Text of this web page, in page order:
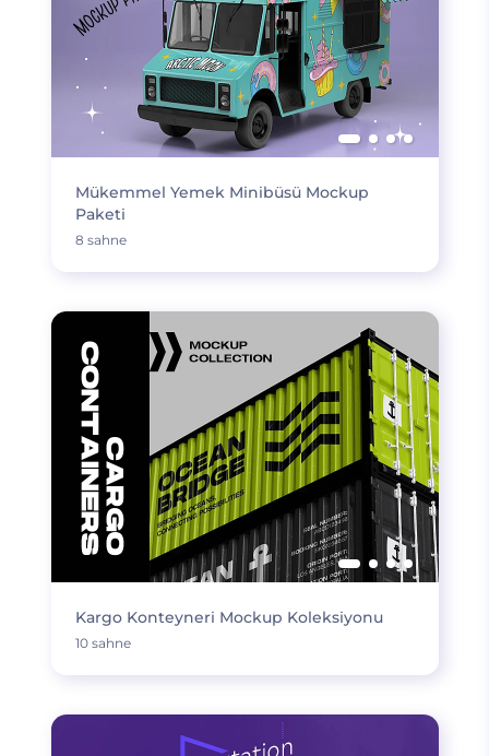
Mükemmel Yemek Minibüsü Mockup
Paketi
8 sahne
Kargo Konteyneri Mockup Koleksiyonu
10 sahne